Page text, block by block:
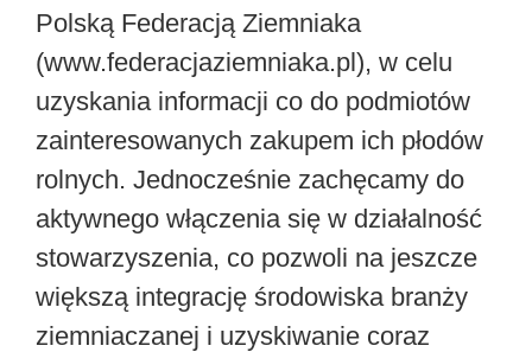
Polską Federacją Ziemniaka
(www.federacjaziemniaka.pl), w celu
uzyskania informacji co do podmiotów
zainteresowanych zakupem ich płodów
rolnych. Jednocześnie zachęcamy do
aktywnego włączenia się w działalność
stowarzyszenia, co pozwoli na jeszcze
większą integrację środowiska branży
ziemniaczanej i uzyskiwanie coraz